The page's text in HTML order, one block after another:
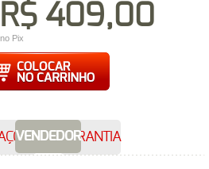
R$ 409,00
no Pix
VENDEDORGARANTIA